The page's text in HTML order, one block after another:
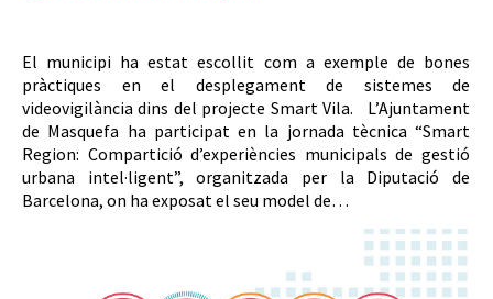
El municipi ha estat escollit com a exemple de bones
pràctiques en el desplegament de sistemes de
videovigilància dins del projecte Smart Vila. L’Ajuntament
de Masquefa ha participat en la jornada tècnica “Smart
Region: Compartició d’experiències municipals de gestió
urbana intel·ligent”, organitzada per la Diputació de
Barcelona, on ha exposat el seu model de…